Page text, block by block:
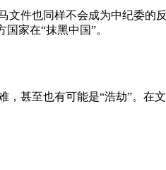
件也同样不会成为中纪委
家在“抹黑中国”。
甚至也有可能是“浩劫”。在